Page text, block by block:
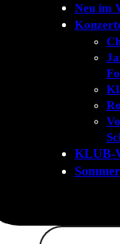
Neu im
KLUB-
Sommer
Suchen